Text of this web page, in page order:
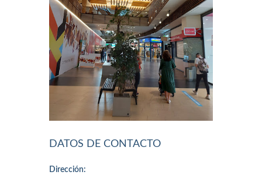
DATOS DE CONTACTO
Dirección: